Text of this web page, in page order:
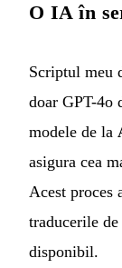
O IA în
Scriptul meu
doar GPT-4o
modele de la
asigura cea
Acest proces
traducerile
disponibil.